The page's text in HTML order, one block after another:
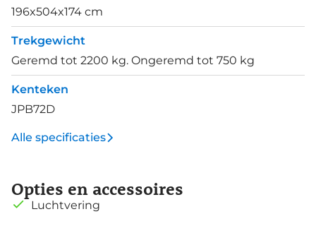
196x504x174 cm
Trekgewicht
Geremd tot 2200 kg. Ongeremd tot 750 kg
Kenteken
JPB72D
Alle specificaties
Opties en accessoires
Luchtvering